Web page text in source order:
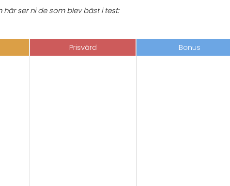
ser ni de som blev bäst i test:
Prisvärd Bonus